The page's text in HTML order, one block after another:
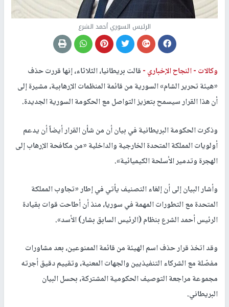
الرئيس السوري أحمد الشرع
وكالات -النجاح الإخباري -قالت بريطانيا، الثلاثاء، إنها قررت حذف
«هيئة تحرير الشام» السورية من قائمة المنظمات الإرهابية، مشيرة إلى
أن هذا القرار سيسمح بتعزيز التواصل مع الحكومة السورية الجديدة.
وذكرت الحكومة البريطانية في بيان أن من شأن القرار أيضاً أن يدعم
أولويات المملكة المتحدة الخارجية والداخلية «من مكافحة الإرهاب إلى
الهجرة وتدمير الأسلحة الكيميائية».
وأشار البيان إلى أن إلغاء التصنيف يأتي في إطار «تجاوب المملكة
المتحدة مع التطورات المهمة في سوريا، منذ أن أطاحت قوات بقيادة
الرئيس أحمد الشرع بنظام (الرئيس السابق بشار) الأسد».
وقد اتخذ قرار حذف اسم الهيئة من قائمة الممنوعين، بعد مشاورات
مفصّلة مع الشركاء التنفيذيين والجهات المعنية، وتقييم دقيق أجرته
مجموعة مراجعة التوصيف الحكومية المشتركة، بحسل البيان
البريطاني.